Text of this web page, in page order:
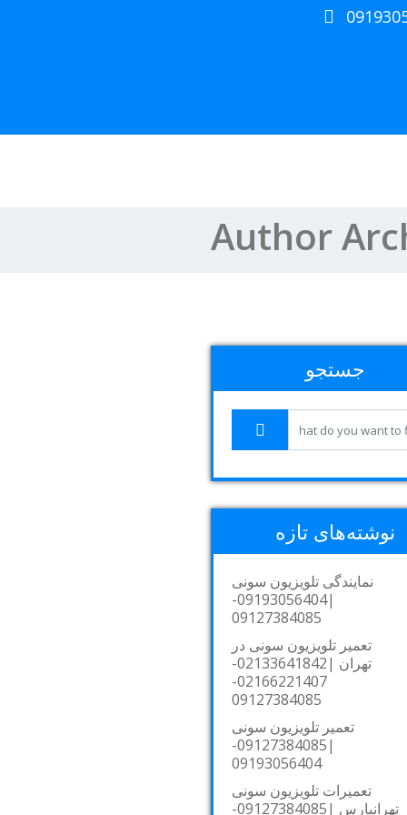
Author
جستجو
نوشته‌های تازه
نمایندگی تلویزیون سونی
|09193056404-
09127384085
تعمیر تلویزیون سونی در
تهران |02133641842-
02166221407-
09127384085
تعمیر تلویزیون سونی
|09127384085-
09193056404
تعمیرات تلویزیون سونی
تهرانپارس |09127384085-